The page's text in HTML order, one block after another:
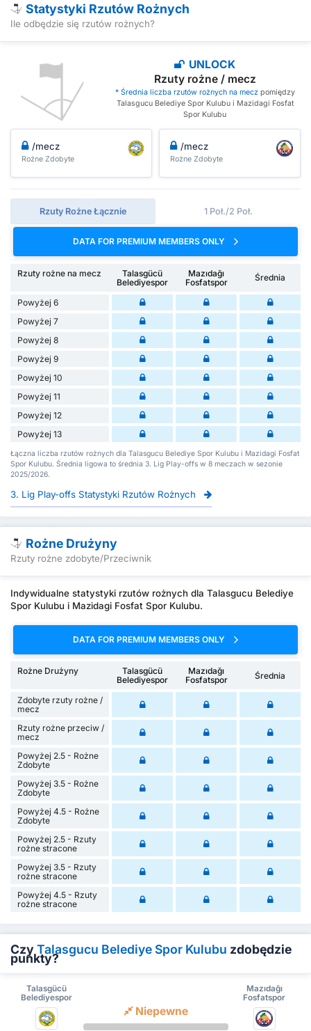
Statystyki Rzutów Rożnych
Ile odbędzie się rzutów rożnych?
UNLOCK
Rzuty rożne / mecz
* Średnia liczba rzutów rożnych na meczpomiędzy
Talasgucu Belediye Spor Kulubu i Mazidagi Fosfat
Spor Kulubu
/mecz
Rożne Zdobyte
/mecz
Rożne Zdobyte
Rzuty Rożne Łącznie 1 Poł./2 Poł.
DATA FOR PREMIUM MEMBERS ONLY
Rzuty rożne na mecz
Talasgücü
Belediyespor
Mazıdağı
Fosfatspor
Średnia
Powyżej 6
Powyżej 7
Powyżej 8
Powyżej 9
Powyżej 10
Powyżej 11
Powyżej 12
Powyżej 13
Łączna liczba rzutów rożnych dla Talasgucu Belediye Spor Kulubu i Mazidagi Fosfat
Spor Kulubu. Średnia ligowa to średnia 3. Lig Play-offs w 8 meczach w sezonie
2025/2026.
3. Lig Play-offs Statystyki Rzutów Rożnych
Rożne Drużyny
Rzuty rożne zdobyte/Przeciwnik
Indywidualne statystyki rzutów rożnych dla Talasgucu Belediye
Spor Kulubu i Mazidagi Fosfat Spor Kulubu.
DATA FOR PREMIUM MEMBERS ONLY
Rożne Drużyny
Talasgücü
Belediyespor
Mazıdağı
Fosfatspor
Średnia
Zdobyte rzuty rożne /
mecz
Rzuty rożne przeciw /
mecz
Powyżej 2.5 - Rożne
Zdobyte
Powyżej 3.5 - Rożne
Zdobyte
Powyżej 4.5 - Rożne
Zdobyte
Powyżej 2.5 - Rzuty
rożne stracone
Powyżej 3.5 - Rzuty
rożne stracone
Powyżej 4.5 - Rzuty
rożne stracone
CzyTalasgucu Belediye Spor Kulubu zdobędzie
punkty?
Talasgücü
Belediyespor
Mazıdağı
Fosfatspor
Niepewne